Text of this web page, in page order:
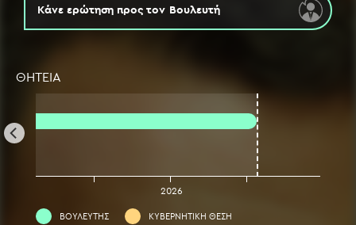
Κάνε ερώτηση προς τον Βουλευτή
ΘΗΤΕΙΑ
2026
ΒΟΥΛΕΥΤΗΣ ΚΥΒΕΡΝΗΤΙΚΗ ΘΕΣΗ